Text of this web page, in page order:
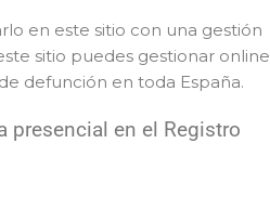
en este sitio con una gestión
sitio puedes gestionar online
defunción en toda España.
presencial en el Registro